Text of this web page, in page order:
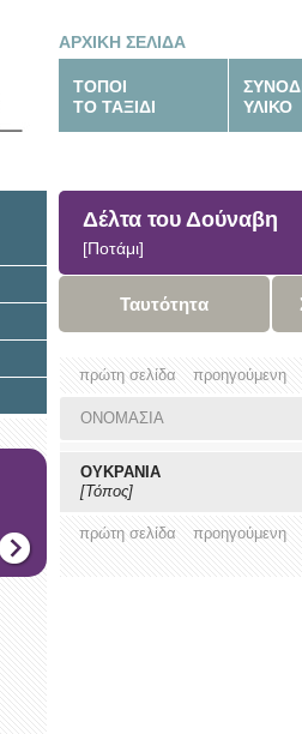
ΑΡΧΙΚΗ ΣΕΛΙΔΑ
ΤΟΠΟΙ
ΤΟ ΤΑΞΙΔΙ
ΥΛΙΚΟ
Δέλτα του Δούναβη
[Ποτάμι]
Ταυτότητα
πρώτη σελίδα προηγούμενη
ΟΝΟΜΑΣΙΑ
ΟΥΚΡΑΝΙΑ
[Τόπος]
πρώτη σελίδα προηγούμενη